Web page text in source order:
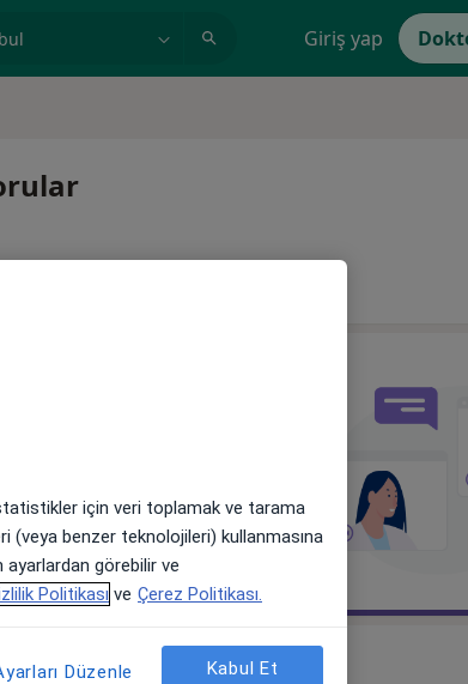
Giriş yap
seçin. Eğer
için veri toplamak ve tarama
(veya benzer teknolojileri) kullanmasına
görebilir ve
Politikası ve Çerez Politikası.
Düzenle Kabul Et